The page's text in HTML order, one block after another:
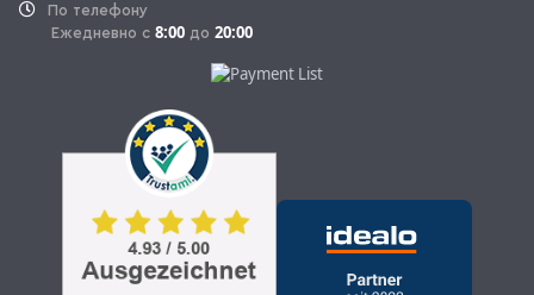
По телефону
Ежедневно с 8:00 до 20:00